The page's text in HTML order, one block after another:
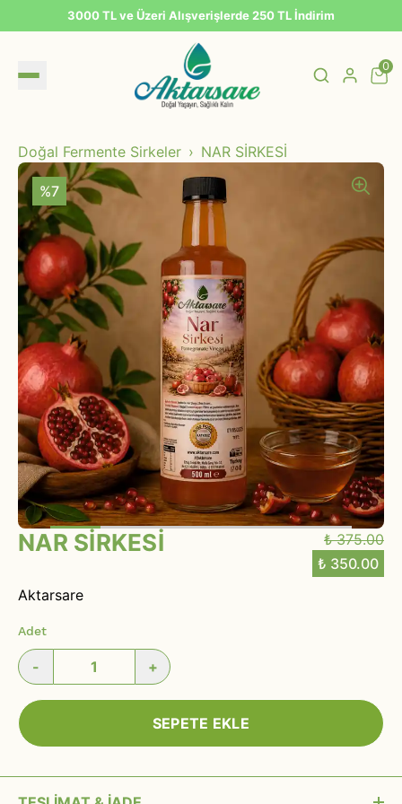
3000 TL ve Üzeri Alışverişlerde 250 TL İndirim
0
Doğal Fermente Sirkeler NAR SİRKESİ
%7
NAR SİRKESİ
₺ 375.00
₺ 350.00
Aktarsare
Adet
- +
SEPETE EKLE